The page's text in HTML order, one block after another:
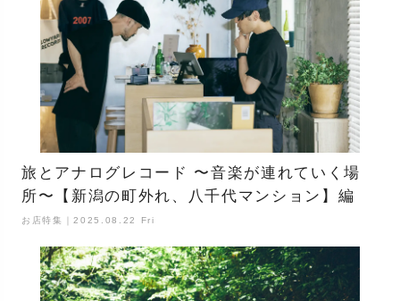
旅とアナログレコード 〜音楽が連れていく場
所〜【新潟の町外れ、八千代マンション】編
お店特集｜2025.08.22 Fri